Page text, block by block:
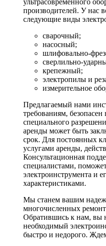
производителей. У нас
следующие виды
сварочный;
насосный;
шлифовально-
сверлильно-
крепежный;
электропилы и
измерительное
Предлагаемый нами
требованиям,
специального
аренды может быть
срок. Для постоянных
услугами аренды,
Консультационная
специалистами,
электроинструмента и
характеристиками.
Мы станем вашим
многочисленных
Обратившись к нам, вы
необходимый
быстро и недорого.